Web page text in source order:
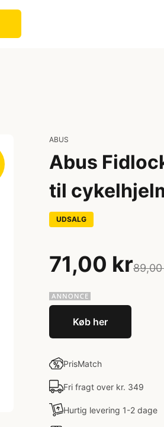
ABUS
Abus
til
UDSALG
71,00 kr
Køb her
PrisMatch
Fri fragt over kr. 349
Hurtig levering 1-2 dage